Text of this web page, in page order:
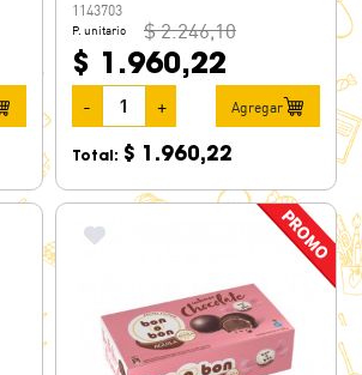
1143703
P. unitario $ 2.246,10
$ 1.960,22
- + Agregar
Total: $ 1.960,22